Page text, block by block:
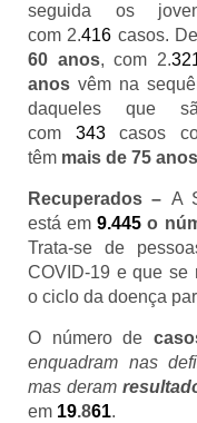
seguida os
com 2.416 casos.
60 anos, com 2.
anos vêm na
daqueles que
com 343casos
têm mais de 75
Recuperados – A
está em 9.445 o
Trata-se de
COVID-19 e que se
o ciclo da doença
O número de
enquadram nas
mas deram
em 19.861.